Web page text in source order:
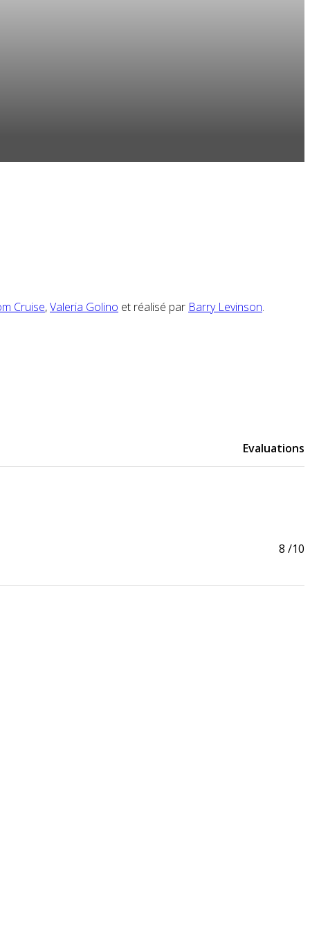
Cruise,Valeria Golino et réalisé par Barry Levinson.
Evaluations
8 /10